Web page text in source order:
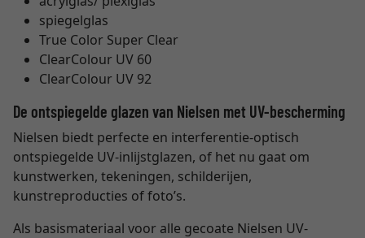
spiegelglas
True Color Super Clear
ClearColour UV 60
ClearColour UV 92
De ontspiegelde glazen van Nielsen met UV-bescherming
Nielsen biedt perfecte en interferentie-optisch
ontspiegelde UV-inlijstglazen, of het nu gaat om
kunstwerken, tekeningen, schilderijen,
kunstreproducties of foto’s.
Als basismateriaal voor alle gecoate Nielsen UV-